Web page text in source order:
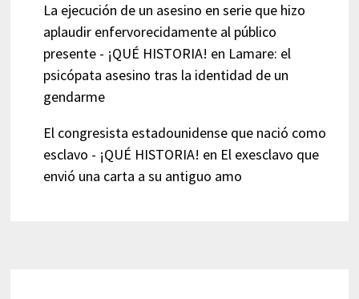
La ejecución de un asesino en serie que hizo
aplaudir enfervorecidamente al público
presente - ¡QUÉ HISTORIA! en Lamare: el
psicópata asesino tras la identidad de un
gendarme
El congresista estadounidense que nació como
esclavo - ¡QUÉ HISTORIA! en El exesclavo que
envió una carta a su antiguo amo